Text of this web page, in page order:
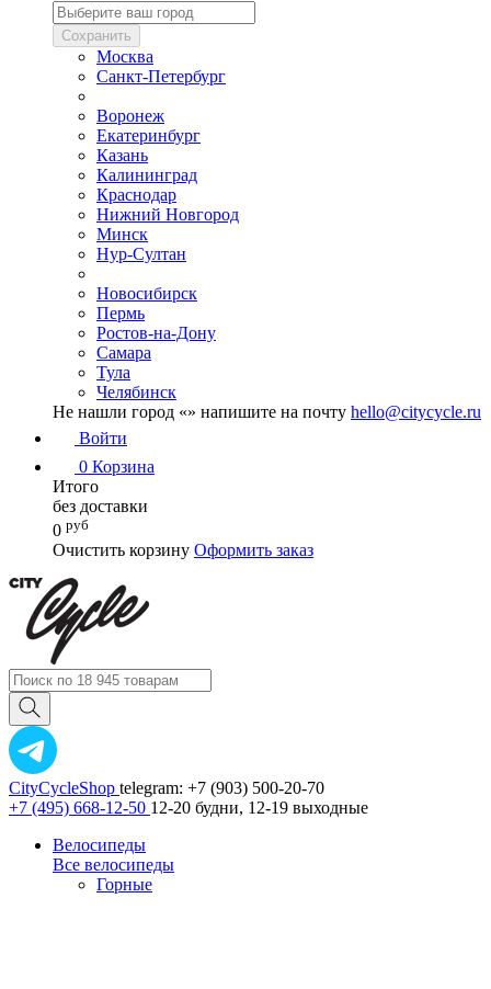
Сохранить
Москва
Санкт-Петербург
Воронеж
Екатеринбург
Казань
Калининград
Краснодар
Нижний Новгород
Минск
Нур-Султан
Новосибирск
Пермь
Ростов-на-Дону
Самара
Тула
Челябинск
Не нашли город «» напишите на почту hello@citycycle.ru
Войти
0 Корзина
Итого
без доставки
0 руб
Очистить корзину Оформить заказ
CityCycleShop telegram: +7 (903) 500-20-70
+7 (495) 668-12-50 12-20 будни, 12-19 выходные
Велосипеды
Все велосипеды
Горные